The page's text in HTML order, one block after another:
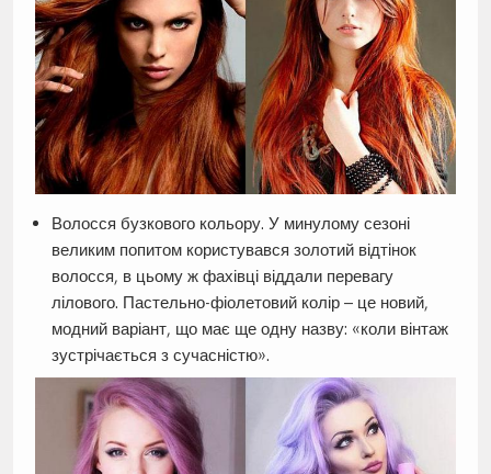
Волосся бузкового кольору. У минулому сезоні
великим попитом користувався золотий відтінок
волосся, в цьому ж фахівці віддали перевагу
лілового. Пастельно-фіолетовий колір – це новий,
модний варіант, що має ще одну назву: «коли вінтаж
зустрічається з сучасністю».